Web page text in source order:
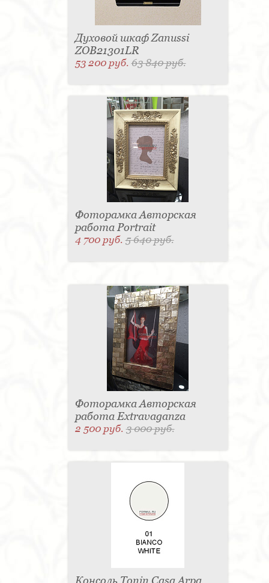
Духовой шкаф Zanussi
ZOB21301LR
53 200 руб.63 840 руб.
Фоторамка Авторская
работа Portrait
4 700 руб.5 640 руб.
Фоторамка Авторская
работа Extravaganza
2 500 руб.3 000 руб.
Консоль Tonin Casa Arpa